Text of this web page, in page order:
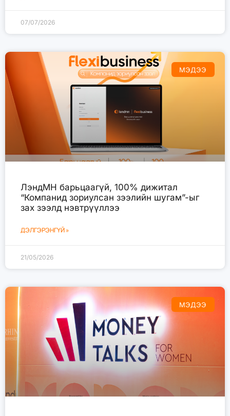
07/07/2026
МЭДЭЭ
ЛэндМН барьцаагүй, 100% дижитал
“Компанид зориулсан зээлийн шугам”-ыг
зах зээлд нэвтрүүллээ
ДЭЛГЭРЭНГҮЙ »
21/05/2026
МЭДЭЭ